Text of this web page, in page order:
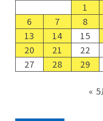
1
6
7 8
13
14 15
20
21 22
27
28 29
« 5